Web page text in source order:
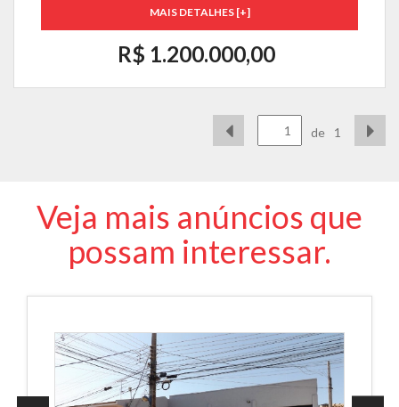
MAIS DETALHES [+]
R$ 1.200.000,00
de 1
Veja mais anúncios que
possam interessar.